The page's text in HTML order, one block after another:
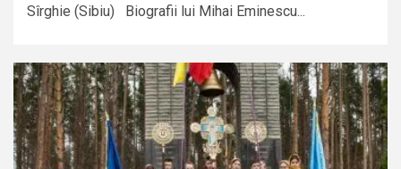
Sîrghie (Sibiu) Biografii lui Mihai Eminescu...